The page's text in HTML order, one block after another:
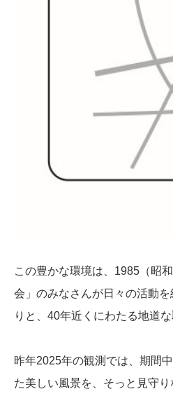
この豊かな環境は、1985（昭
会」のみなさんが日々の活動
りと、40年近くにわたる地道
昨年2025年の観測では、期間
た美しい風景を、そっと見守